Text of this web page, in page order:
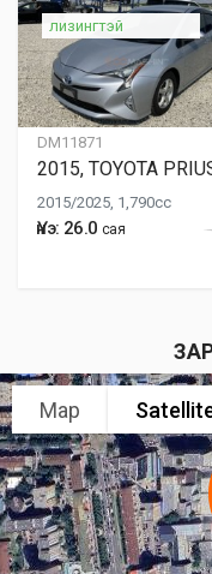
DM11871
лизингтэй
2015/2025, 1,790cc
Үнэ: 26.0 сая
Map